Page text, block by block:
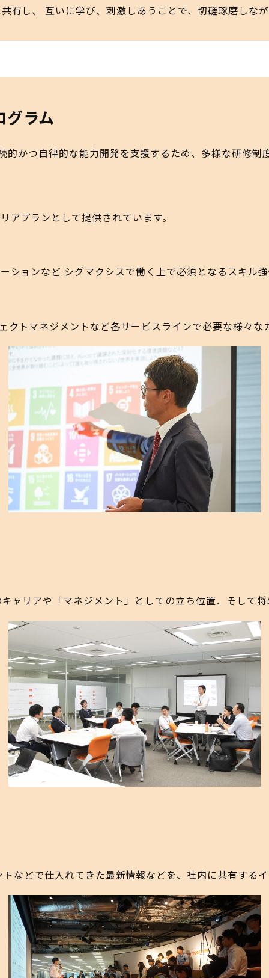
有し、 互いに学び、刺激しあうことで、切磋琢磨しな
グラム
的かつ自律的な能力開発を支援するため、多様な研修制
プランとして提供されています。
ョンなど シグマクシスで働く上で必須となるスキル
トマネジメントなど各サービスラインで必要な様々
ャリアや「マネジメント」としての立ち位置、そして
どで仕入れてきた最新情報などを、社内に共有す